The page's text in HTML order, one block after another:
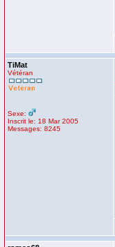
TiMat
Vétéran
Sexe:
Inscrit le: 18 Mar 2005
Messages: 8245